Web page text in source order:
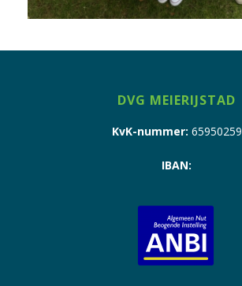
DVG MEIERIJSTAD
KvK-nummer: 65950259
IBAN: